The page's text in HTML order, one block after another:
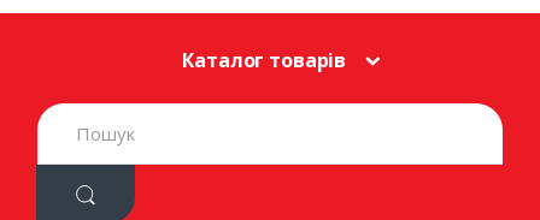
Каталог товарів
S
e